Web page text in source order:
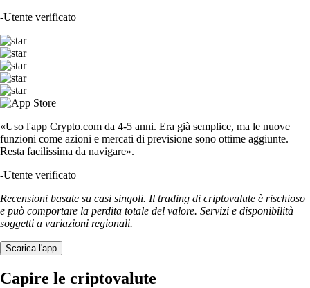
-Utente verificato
«Uso l'app Crypto.com da 4-5 anni. Era già semplice, ma le nuove
funzioni come azioni e mercati di previsione sono ottime aggiunte.
Resta facilissima da navigare».
-Utente verificato
Recensioni basate su casi singoli. Il trading di criptovalute è rischioso
e può comportare la perdita totale del valore. Servizi e disponibilità
soggetti a variazioni regionali.
Scarica l'app
Capire le criptovalute